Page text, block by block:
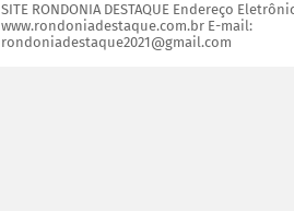
SITE RONDONIA DESTAQUE Endereço
www.rondoniadestaque.com.br E-mail:
rondoniadestaque2021@gmail.com